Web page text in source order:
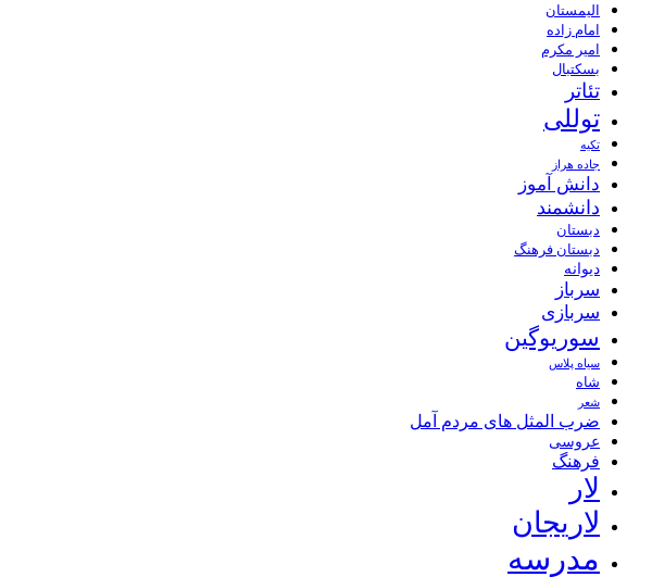
الیمستان
امام زاده
امیر مکرم
بسکتبال
تئاتر
توللی
تکیه
جاده هراز
دانش آموز
دانشمند
دبستان
دبستان فرهنگ
دیوانه
سرباز
سربازی
سوریوگین
سیاه پلاس
شاه
شعر
ضرب المثل های مردم آمل
عروسی
فرهنگ
لار
لاریجان
مدرسه